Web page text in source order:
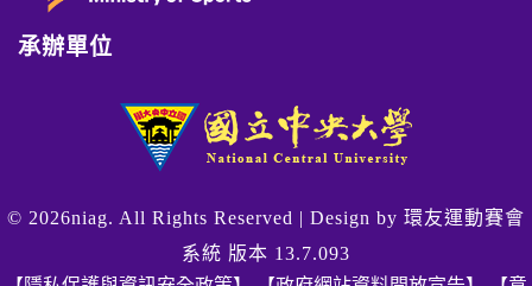
承辦單位
© 2026niag. All Rights Reserved | Design by 環友運動賽會
系統 版本 13.7.093